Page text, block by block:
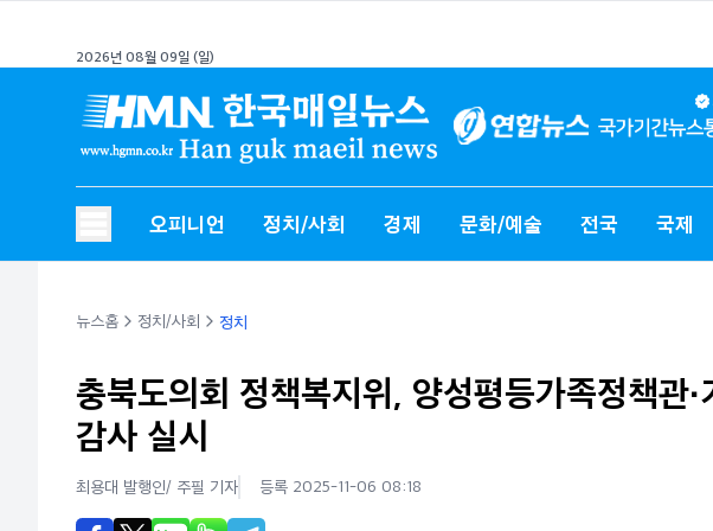
2026년 08월 09일 (일)
오피니언 정치/사회 경제 문화/예술 전국 국제
뉴스홈 정치/사회 정치
충북도의회 정책복지위, 양성평등가족정책관
감사 실시
최용대 발행인/ 주필 기자 등록 2025-11-06 08:18